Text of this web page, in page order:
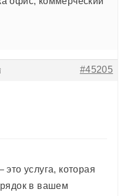
#45205
услуга, которая
в вашем